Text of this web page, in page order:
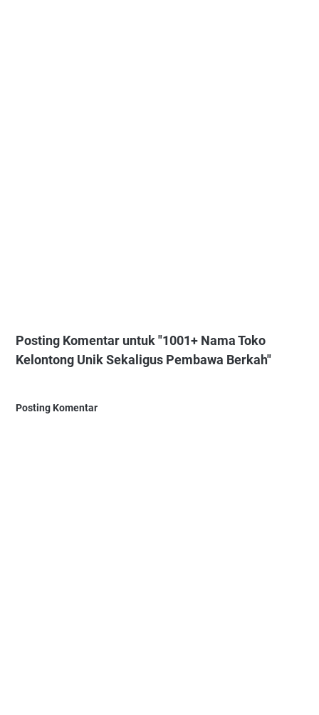
Posting Komentar untuk "1001+ Nama Toko
Kelontong Unik Sekaligus Pembawa Berkah"
Posting Komentar